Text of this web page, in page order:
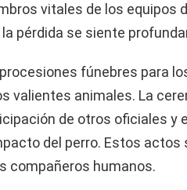
vitales de los equipos
la pérdida se siente
fúnebres para
valientes animales. La
de otros oficiales y
del perro. Estos
compañeros humanos.